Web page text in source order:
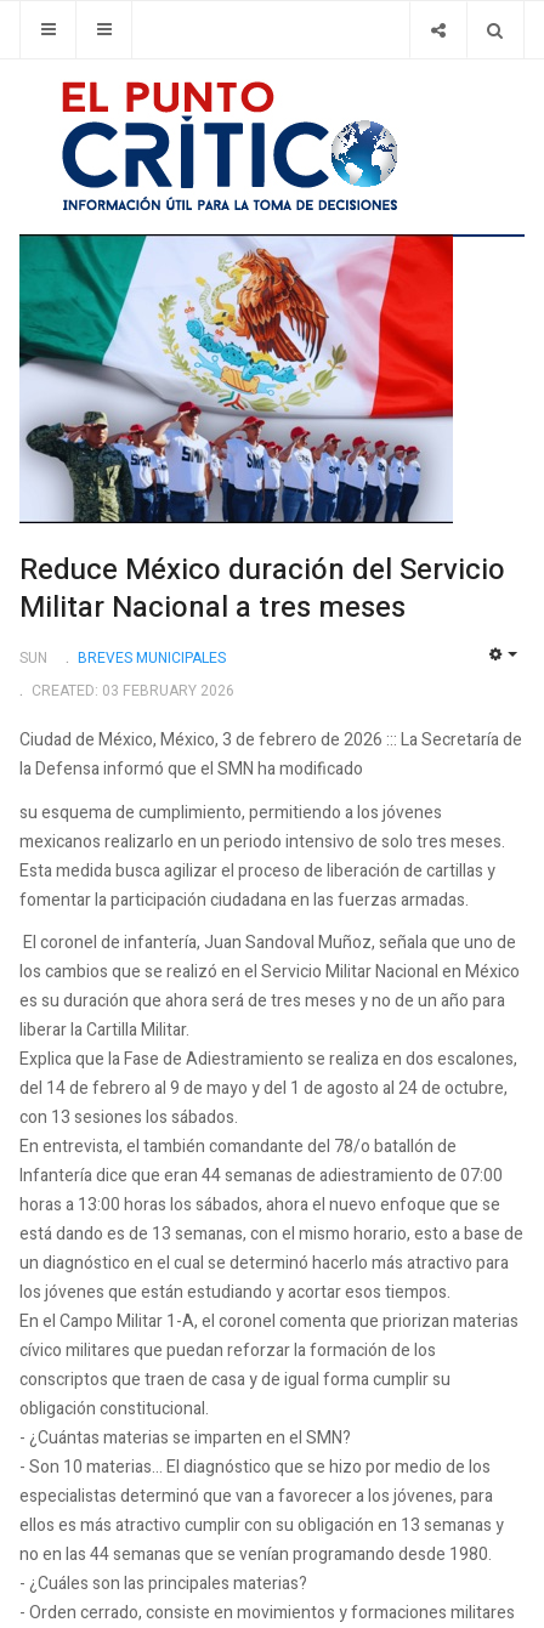
Reduce México duración del Servicio
Militar Nacional a tres meses
SUN
BREVES MUNICIPALES
CREATED: 03 FEBRUARY 2026
Ciudad de México, México, 3 de febrero de 2026 ::: La Secretaría de
la Defensa informó que el SMN ha modificado
su esquema de cumplimiento, permitiendo a los jóvenes
mexicanos realizarlo en un periodo intensivo de solo tres meses.
Esta medida busca agilizar el proceso de liberación de cartillas y
fomentar la participación ciudadana en las fuerzas armadas.
El coronel de infantería, Juan Sandoval Muñoz, señala que uno de
los cambios que se realizó en el Servicio Militar Nacional en México
es su duración que ahora será de tres meses y no de un año para
liberar la Cartilla Militar.
Explica que la Fase de Adiestramiento se realiza en dos escalones,
del 14 de febrero al 9 de mayo y del 1 de agosto al 24 de octubre,
con 13 sesiones los sábados.
En entrevista, el también comandante del 78/o batallón de
Infantería dice que eran 44 semanas de adiestramiento de 07:00
horas a 13:00 horas los sábados, ahora el nuevo enfoque que se
está dando es de 13 semanas, con el mismo horario, esto a base de
un diagnóstico en el cual se determinó hacerlo más atractivo para
los jóvenes que están estudiando y acortar esos tiempos.
En el Campo Militar 1-A, el coronel comenta que priorizan materias
cívico militares que puedan reforzar la formación de los
conscriptos que traen de casa y de igual forma cumplir su
obligación constitucional.
- ¿Cuántas materias se imparten en el SMN?
- Son 10 materias… El diagnóstico que se hizo por medio de los
especialistas determinó que van a favorecer a los jóvenes, para
ellos es más atractivo cumplir con su obligación en 13 semanas y
no en las 44 semanas que se venían programando desde 1980.
- ¿Cuáles son las principales materias?
- Orden cerrado, consiste en movimientos y formaciones militares